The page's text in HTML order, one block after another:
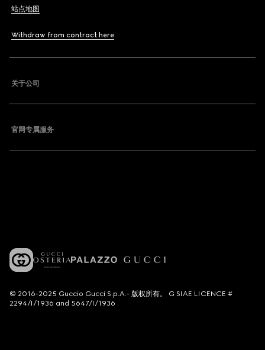
站点地图
Withdraw from contract here
关于公司
官网专属服务
© 2016-2025 Guccio Gucci S.p.A.- 版权所有。 G SIAE LICENCE #
2294/I/1936 and 5647/I/1936